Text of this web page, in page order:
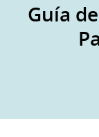
Guía